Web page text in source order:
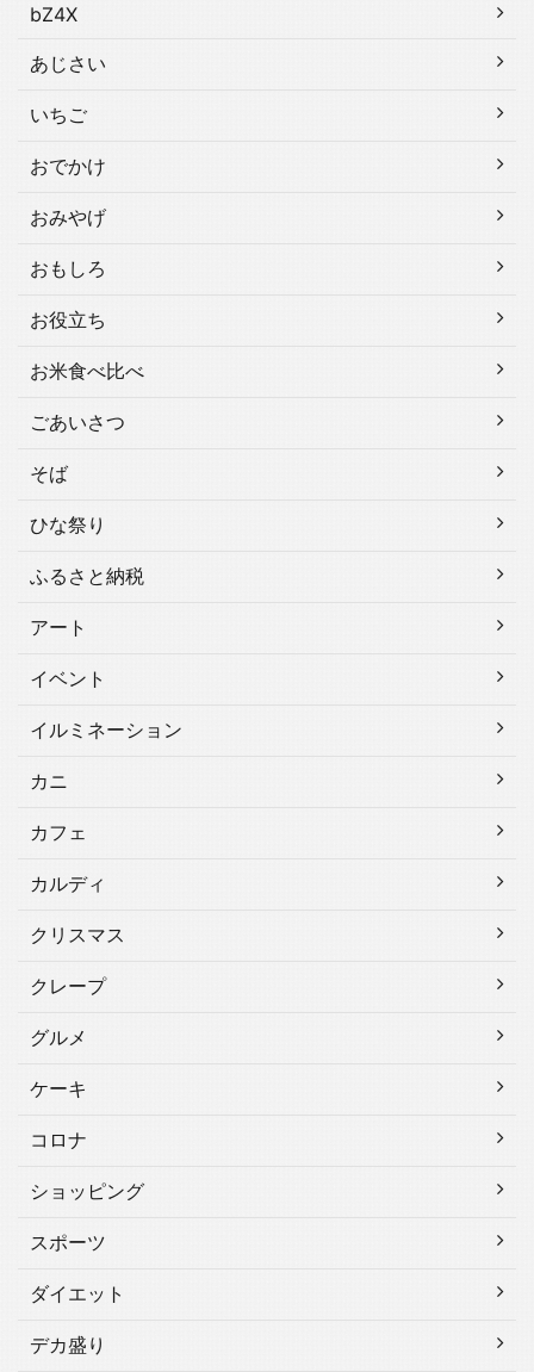
bZ4X
あじさい
いちご
おでかけ
おみやげ
おもしろ
お役立ち
お米食べ比べ
ごあいさつ
そば
ひな祭り
ふるさと納税
アート
イベント
イルミネーション
カニ
カフェ
カルディ
クリスマス
クレープ
グルメ
ケーキ
コロナ
ショッピング
スポーツ
ダイエット
デカ盛り